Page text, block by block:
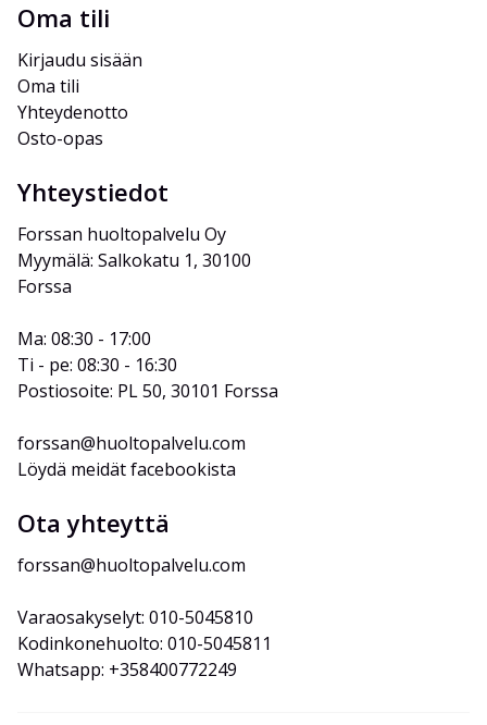
Oma tili
Kirjaudu sisään
Oma tili
Yhteydenotto
Osto-opas
Yhteystiedot
Forssan huoltopalvelu Oy
Myymälä: Salkokatu 1, 30100
Forssa
Ma: 08:30 - 17:00
Ti - pe: 08:30 - 16:30
Postiosoite: PL 50, 30101 Forssa
forssan@huoltopalvelu.com
Löydä meidät facebookista
Ota yhteyttä
forssan@huoltopalvelu.com
Varaosakyselyt: 010-5045810
Kodinkonehuolto: 010-5045811
Whatsapp: +358400772249